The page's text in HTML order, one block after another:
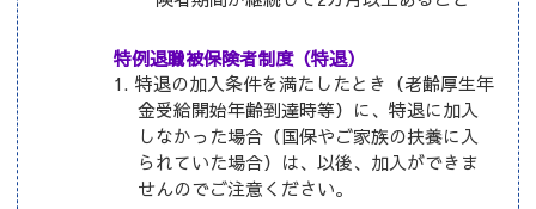
特例退職被保険者制度（特退）
特退の加入条件を満たしたとき（老齢厚生年
金受給開始年齢到達時等）に、特退に加入
しなかった場合（国保やご家族の扶養に入
られていた場合）は、以後、加入ができま
せんのでご注意ください。